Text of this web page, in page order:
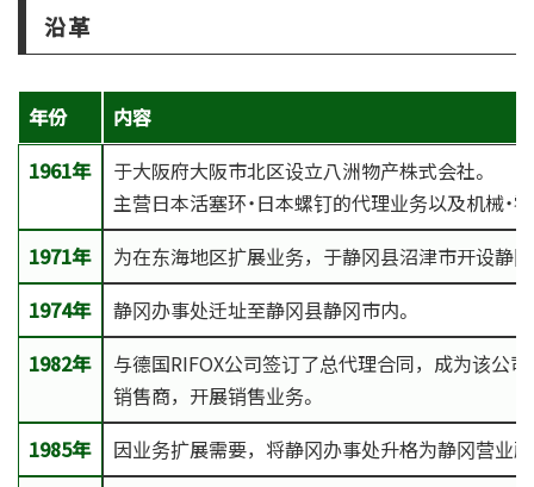
沿革
年份
内容
1961年
于大阪府大阪市北区设立八洲物产株式会社。
主营日本活塞环・日本螺钉的代理业务以及机械・
1971年
为在东海地区扩展业务，于静冈县沼津市开设静
1974年
静冈办事处迁址至静冈县静冈市内。
1982年
与德国RIFOX公司签订了总代理合同，成为该公
销售商，开展销售业务。
1985年
因业务扩展需要，将静冈办事处升格为静冈营业所